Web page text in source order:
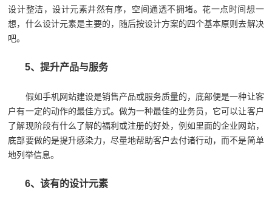
设计整洁，设计元素井然有序，空间通透不拥堵。花一点时间想一
想，什么设计元素是主要的，随后按设计方案的四个基本原则去解决
吧。
5、提升产品与服务
假如手机网站建设是销售产品或服务质量的，底部便是一种让客
户有一定的动作的最佳方式。做为一种最佳的业务员，它可以让客户
了解现阶段有什么了解的福利或注册的好处，例如里面的企业网站，
底部要做的是提升感染力，尽量地帮助客户去付诸行动，而不是简单
地列举信息。
6、该有的设计元素